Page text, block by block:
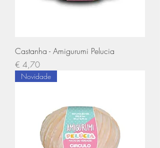
Castanha - Amigurumi Pelucia
Preço
€ 4,70
Novidade